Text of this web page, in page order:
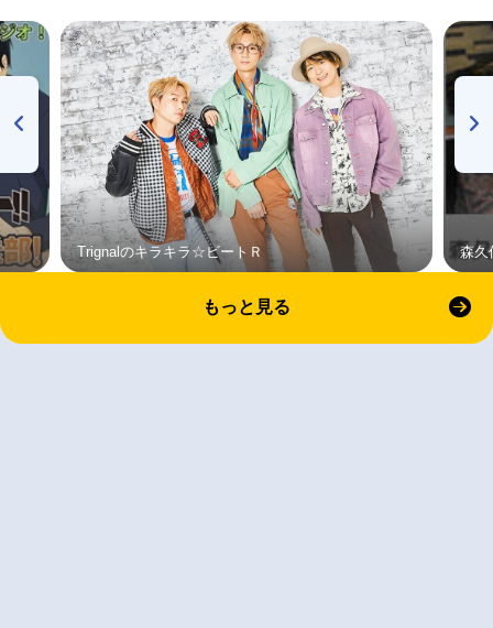
Trignalのキラキラ☆ビートＲ 森久
もっと見る